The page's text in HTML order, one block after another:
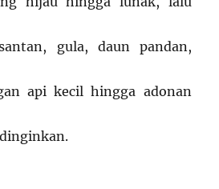
gula, daun pandan,
api kecil hingga adonan